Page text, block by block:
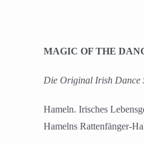
MAGIC OF THE
Die Original Irish Dance
Hameln. Irisches
Hamelns Rattenfänger-